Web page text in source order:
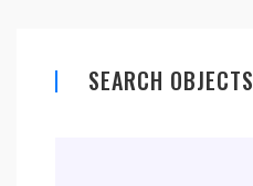
SEARCH OBJECTS